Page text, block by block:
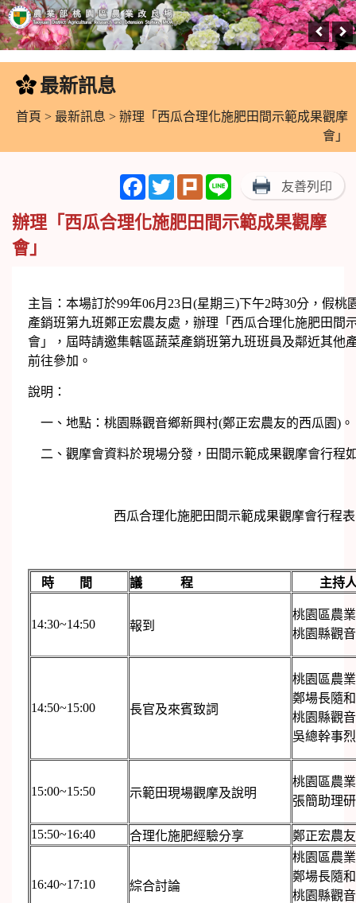
跳
容
最新訊息
首頁 > 最新訊息 > 辦理「西瓜合理化施肥田間示範成果觀摩
會」
FacebookTwitterPlurk Line 友善列印
辦理「西瓜合理化施肥田間示範成果觀摩
會」
主旨：本場訂於99年06月23日(星期三)下午2時30分，假桃
產銷班第九班鄭正宏農友處，辦理「西瓜合理化施肥田間
會」，屆時請邀集轄區蔬菜產銷班第九班班員及鄰近其他
前往參加。
說明：
一、地點：桃園縣觀音鄉新興村(鄭正宏農友的西瓜園)。
二、觀摩會資料於現場分發，田間示範成果觀摩會行程
西瓜合理化施肥田間示範成果觀摩會行程表
時 間 議 程 主持
14:30~14:50 報到
桃園區農
桃園縣觀
14:50~15:00 長官及來賓致詞
桃園區農
鄭場長隨和
桃園縣觀
吳總幹事
15:00~15:50 示範田現場觀摩及說明
桃園區農
張簡助理
15:50~16:40 合理化施肥經驗分享 鄭正宏農友
16:40~17:10 綜合討論
桃園區農
鄭場長隨和
桃園縣觀